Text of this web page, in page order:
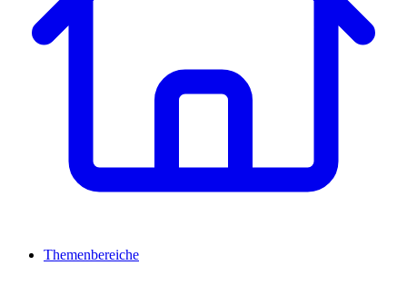
Themenbereiche